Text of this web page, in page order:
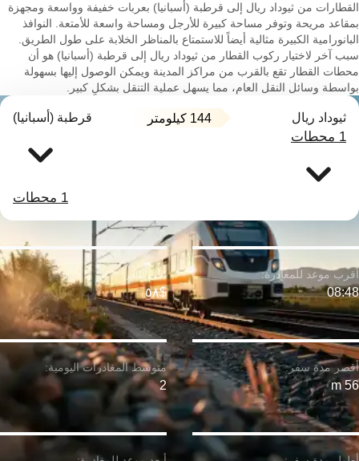
القطارات من ثيوداد ريال إلى قرطبة (أسبانيا) بعربات خفيفة وواسعة ومجهزة
بمقاعد مريحة وتوفر مساحة كبيرة للأرجل ومساحة واسعة للأمتعة. النوافذ
البانورامية الكبيرة مثالية أيضاً للاستمتاع بالمناظر الخلابة على طول الطريق.
سبب آخر لاختيار ركوب القطار من ثيوداد ريال إلى قرطبة (أسبانيا) هو أن
محطات القطار تقع بالقرب من مراكز المدينة ويمكن الوصول إليها بسهولة
بواسطة وسائل النقل العام، مما يسهل عملية التنقل بشكلٍ كبير.
ثيوداد ريال 144 كيلومتر قرطبة (أسبانيا)
1 محطات
1 محطات
56 m
08:48 $٥٨
2